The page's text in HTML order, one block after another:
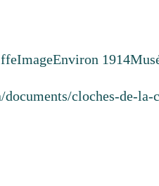
ImageEnviron 1914
cloches-de-la-